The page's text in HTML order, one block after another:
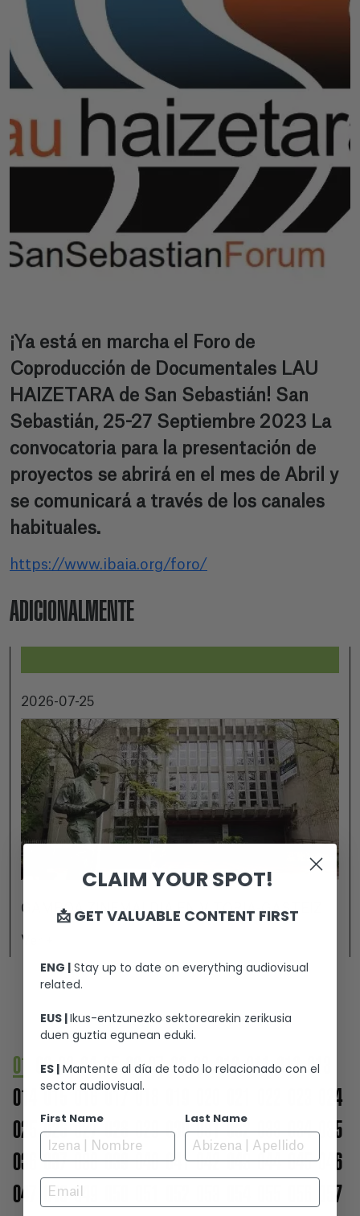
¡Ya está en marcha el Foro de
Coproducción de Documentales LAU
HAIZETARA de San Sebastián! San
Sebastián, 25-27 Septiembre 2023 La
convocatoria para la presentación de
proyectos se abrirá en el mes de Abril y
se comunicará a través de los canales
habituales.
https://www.ibaia.org/foro/
ADICIONALMENTE
2026-07-25
GAMBOA ZINEMALDIA EN VITORIA-GASTEIZ
Ver +
01 02 03 04 05 06 07 08 09 010 011 012 013
014
015 016 017 018
024
025
026 027 028 029 030 031 032 033 034 035
036
037 038 039 040 041 042 043 044 045 046
047
048 049
057
CLAIM YOUR SPOT!
📩 GET VALUABLE CONTENT FIRST
ENG | Stay up to date on everything audiovisual
related.
EUS |Ikus-entzunezko sektorearekin zerikusia
duen guztia egunean eduki.
ES | Mantente al día de todo lo relacionado con el
sector audiovisual.
First Name Last Name
Email